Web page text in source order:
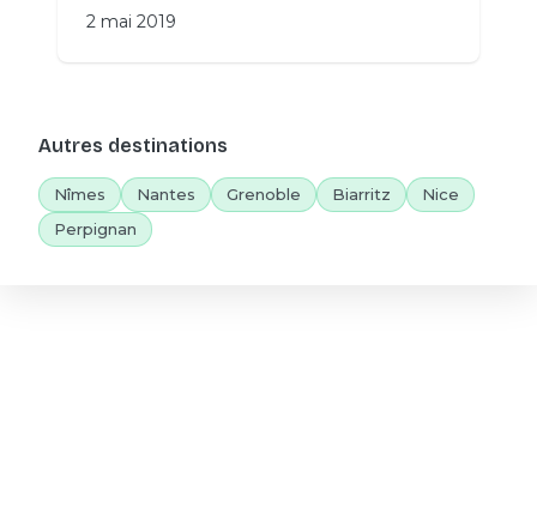
2 mai 2019
Autres destinations
Nîmes Nantes Grenoble Biarritz
Nice
Perpignan